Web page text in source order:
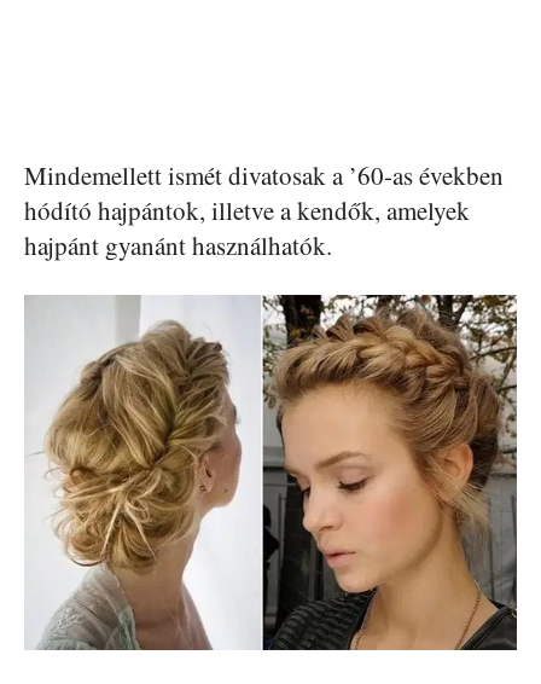
Mindemellett ismét divatosak a ’60-as években
hódító hajpántok, illetve a kendők, amelyek
hajpánt gyanánt használhatók.